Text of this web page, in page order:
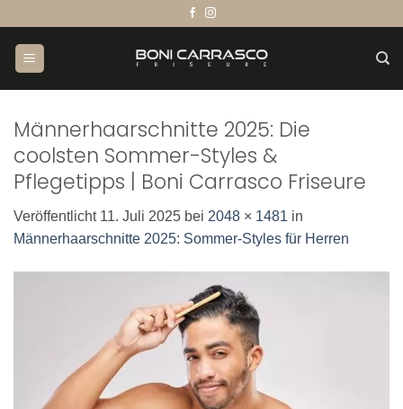
springen
Männerhaarschnitte 2025: Die
coolsten Sommer-Styles &
Pflegetipps | Boni Carrasco Friseure
Veröffentlicht 11. Juli 2025 bei 2048 × 1481 in
Männerhaarschnitte 2025: Sommer-Styles für Herren